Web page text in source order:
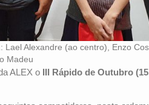
Alexandre (ao centro), Enzo
Madeu
ALEX o III Rápido de Outubro